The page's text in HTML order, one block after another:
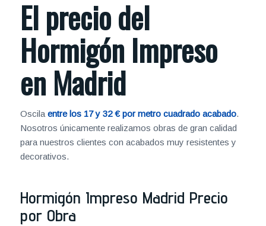
El precio del
Hormigón Impreso
en Madrid
Oscila entre los 17 y 32 € por metro cuadrado acabado.
Nosotros únicamente realizamos obras de gran calidad
para nuestros clientes con acabados muy resistentes y
decorativos.
Hormigón Impreso Madrid Precio
por Obra